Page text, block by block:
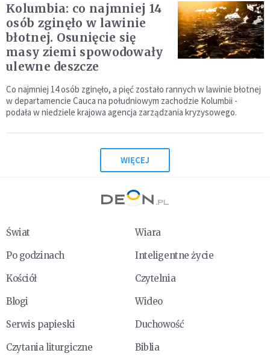
Kolumbia: co najmniej 14
osób zginęło w lawinie
błotnej. Osunięcie się
masy ziemi spowodowały
ulewne deszcze
Co najmniej 14 osób zginęło, a pięć zostało rannych w lawinie błotnej
w departamencie Cauca na południowym zachodzie Kolumbii -
podała w niedziele krajowa agencja zarządzania kryzysowego.
WIĘCEJ
Świat
Wiara
Po godzinach
Inteligentne życie
Kościół
Czytelnia
Blogi
Wideo
Serwis papieski
Duchowość
Czytania liturgiczne
Biblia